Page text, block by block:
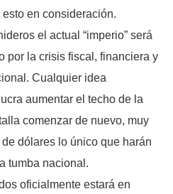
en consideración.
el actual “imperio” será
por la crisis fiscal, financiera y
Cualquier idea
aumentar el techo de la
comenzar de nuevo, muy
dólares lo único que harán
tumba nacional.
oficialmente estará en